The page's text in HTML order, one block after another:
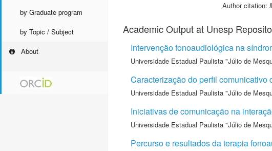
by Graduate program
by Topic / Subject
About
Author citation:
Academic Output at Unesp
Intervenção fonoaudiológica na
Universidade Estadual Paulista "Júlio de
Caracterização do perfil comunicativo
Universidade Estadual Paulista "Júlio de
Iniciativas de comunicação na
Universidade Estadual Paulista "Júlio de
Percurso e resultados da terapia